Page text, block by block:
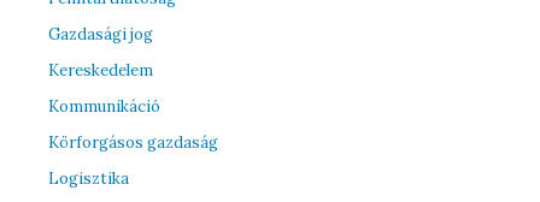
Gazdasági jog
Kereskedelem
Kommunikáció
Körforgásos gazdaság
Logisztika